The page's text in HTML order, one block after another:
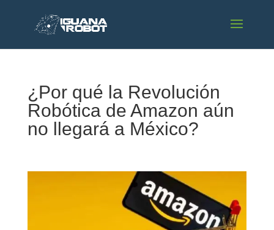
¿Por qué la Revolución
Robótica de Amazon aún
no llegará a México?